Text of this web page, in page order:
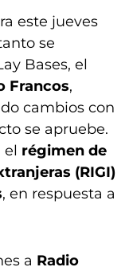
este jueves
se
Bases, el
Francos,
cambios con
se apruebe.
el régimen de
(RIGI)
, en respuesta a
a Radio